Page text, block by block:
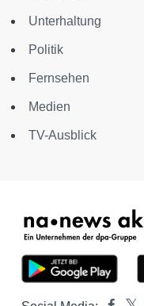
Unterhaltung
Politik
Fernsehen
Medien
TV-Ausblick